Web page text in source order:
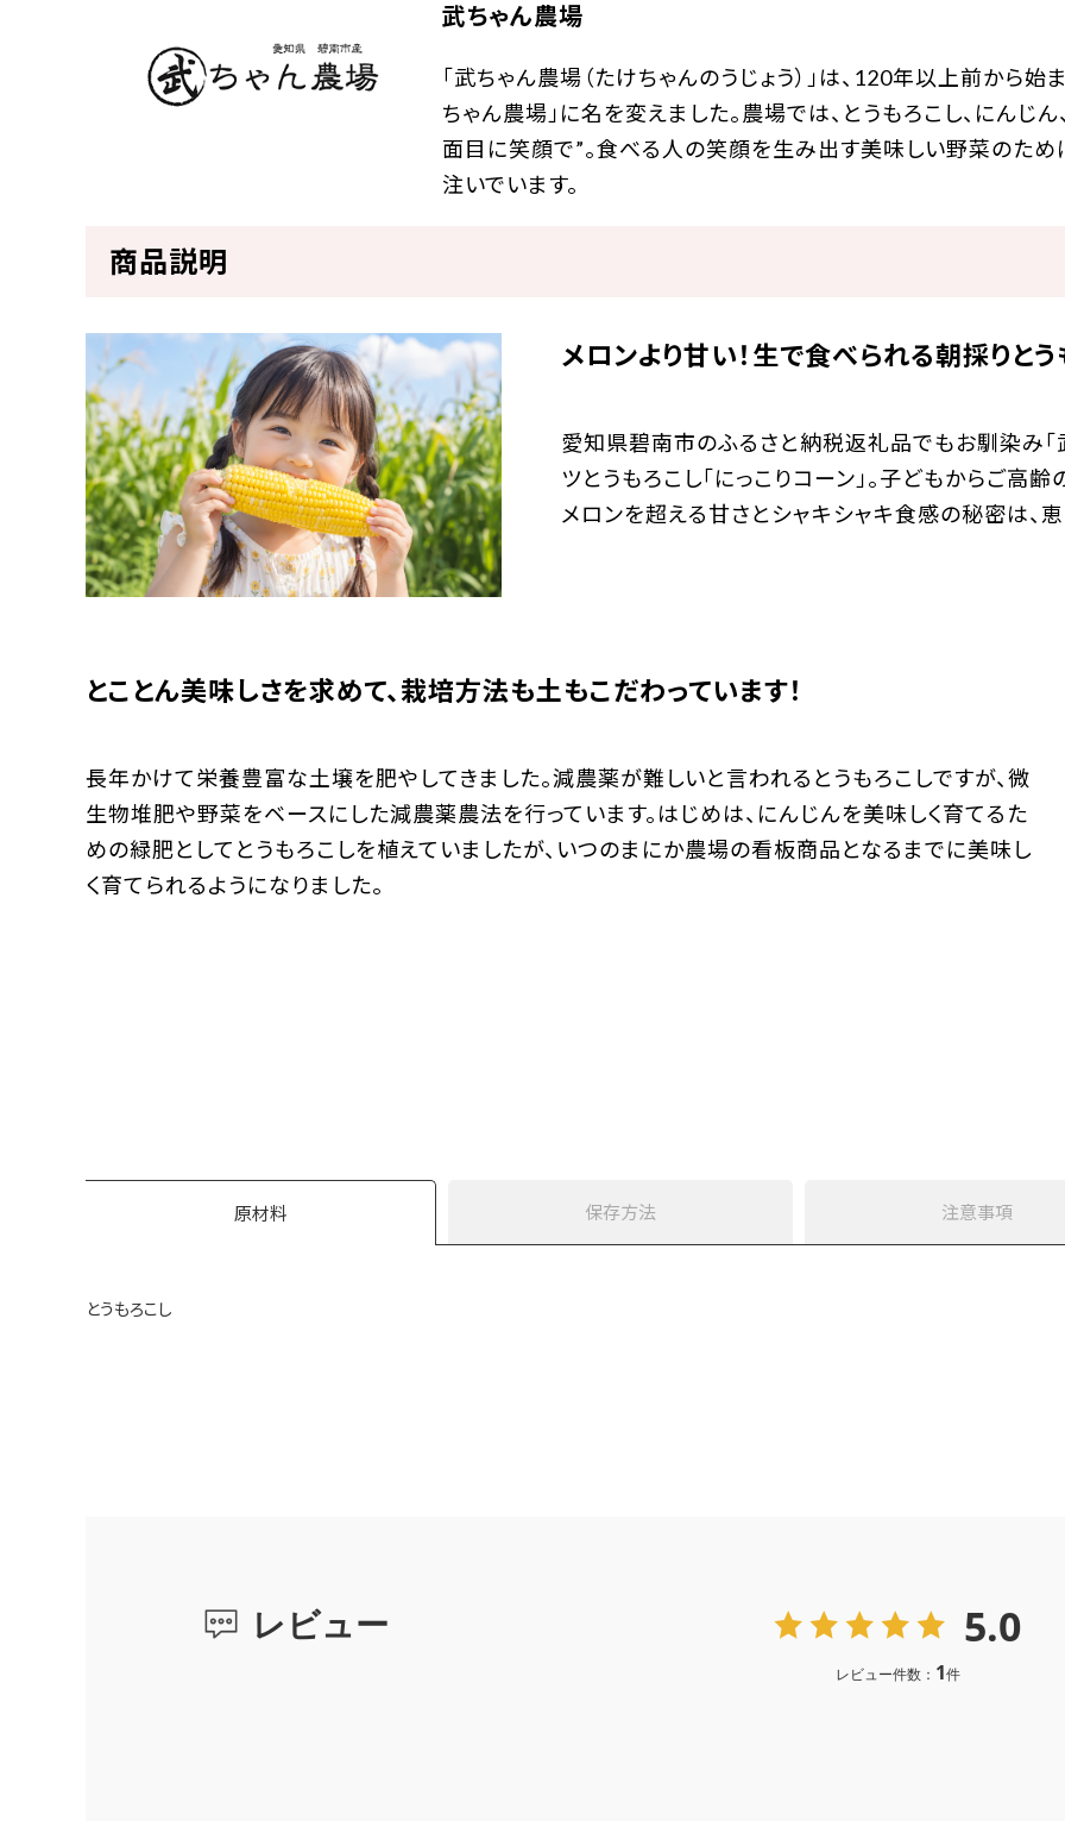
武ちゃん農場
「武ちゃん農場（たけちゃんのうじょう）」は、120年以上前から
ちゃん農場」に名を変えました。農場では、とうもろこし、にんじ
面目に笑顔で”。食べる人の笑顔を生み出す美味しい野菜のた
注いでいます。
商品説明
メロンより甘い！生で食べられる朝採りとう
愛知県碧南市のふるさと納税返礼品でもお馴染み「
ツとうもろこし「にっこりコーン」。子どもからご
メロンを超える甘さとシャキシャキ食感の秘密は、
とことん美味しさを求めて、栽培方法も土もこだわっています！
長年かけて栄養豊富な土壌を肥やしてきました。減農薬が難しいと言われるとうもろこしですが、微
生物堆肥や野菜をベースにした減農薬農法を行っています。はじめは、にんじんを美味しく育てるた
めの緑肥としてとうもろこしを植えていましたが、いつのまにか農場の看板商品となるまでに美味し
く育てられるようになりました。
原材料 保存方法 注意事項
とうもろこし
レビュー 5.0
レビュー件数： 1件